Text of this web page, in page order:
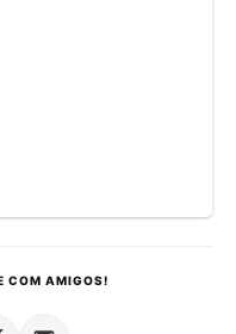
COM AMIGOS!